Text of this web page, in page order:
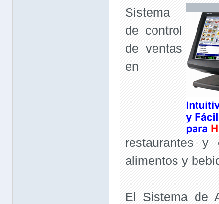
Sistema
de control
de ventas
en
restaurantes y
alimentos y
El Sistema de